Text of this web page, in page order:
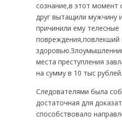
сознание,в этот момент
друг вытащили мужчину
причинили ему телесные
повреждения,повлекший
места преступления
на сумму в 10 тыс рублей.
Следователями была
достаточная для
способствовало